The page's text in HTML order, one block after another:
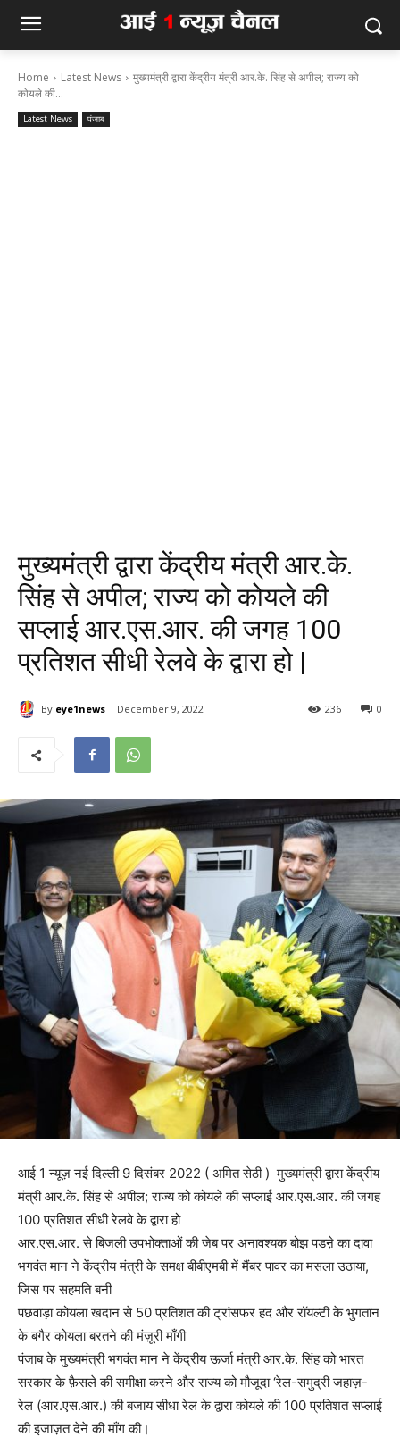
Home Latest News
मुख्यमंत्री द्वारा केंद्रीय मंत्री आर.के. सिंह से अपील; राज्य को
कोयले की...
Latest News पंजाब
मुख्यमंत्री द्वारा केंद्रीय मंत्री आर.के.
सिंह से अपील; राज्य को कोयले की
सप्लाई आर.एस.आर. की जगह 100
प्रतिशत सीधी रेलवे के द्वारा हो |
By eye1news December 9, 2022 0
236
आई 1 न्यूज़ नई दिल्ली 9 दिसंबर 2022 ( अमित सेठी ) मुख्यमंत्री द्वारा केंद्रीय
मंत्री आर.के. सिंह से अपील; राज्य को कोयले की सप्लाई आर.एस.आर. की जगह
100 प्रतिशत सीधी रेलवे के द्वारा हो
आर.एस.आर. से बिजली उपभोक्ताओं की जेब पर अनावश्यक बोझ पडऩे का दावा
भगवंत मान ने केंद्रीय मंत्री के समक्ष बीबीएमबी में मैंबर पावर का मसला उठाया,
जिस पर सहमति बनी
पछवाड़ा कोयला खदान से 50 प्रतिशत की ट्रांसफर हद और रॉयल्टी के भुगतान
के बगैर कोयला बरतने की मंज़ूरी माँगी
पंजाब के मुख्यमंत्री भगवंत मान ने केंद्रीय ऊर्जा मंत्री आर.के. सिंह को भारत
सरकार के फ़ैसले की समीक्षा करने और राज्य को मौजूदा ‘रेल-समुद्री जहाज़-
रेल (आर.एस.आर.) की बजाय सीधा रेल के द्वारा कोयले की 100 प्रतिशत सप्लाई
की इजाज़त देने की माँग की।